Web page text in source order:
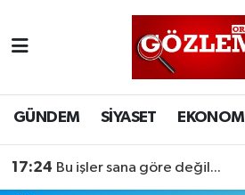
GÜNDEM SİYASET EKONOMİ
17:24 Bu işler sana göre değil...
SİYASET
EKONOMİ
Ordu Nöbetçi Eczaneler
Ordu Hava Durumu
Ordu Namaz Vakitleri